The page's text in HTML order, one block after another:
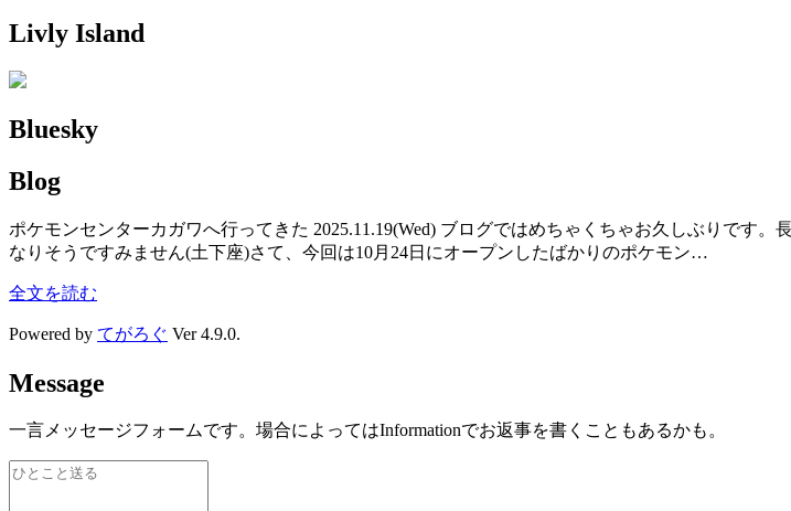
Livly Island
Bluesky
Blog
ポケモンセンターカガワへ行ってきた 2025.11.19(Wed) ブログではめちゃくちゃお久しぶりです。
なりそうですみません(土下座)さて、今回は10月24日にオープンしたばかりのポケモン…
全文を読む
Powered by てがろぐ Ver 4.9.0.
Message
一言メッセージフォームです。場合によってはInformationでお返事を書くこともあるかも。